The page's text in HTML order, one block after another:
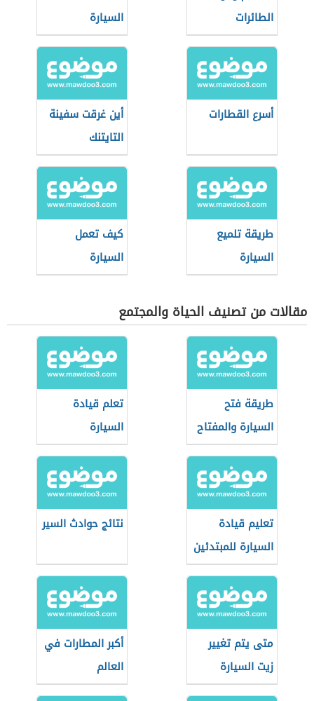
الطائرات
السيارة
الأوتوماتيك
أسرع القطارات
أين غرقت سفينة
التايتنك
طريقة تلميع
السيارة
كيف تعمل
السيارة
مقالات من تصنيف الحياة والمجتمع
طريقة فتح
السيارة والمفتاح
داخلها
تعلم قيادة
السيارة
تعليم قيادة
السيارة للمبتدئين
نتائج حوادث السير
متى يتم تغيير
زيت السيارة
الجديدة
أكبر المطارات في
العالم